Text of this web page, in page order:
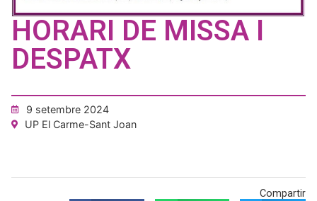
HORARI DE MISSA I
DESPATX
9 setembre 2024
UP El Carme-Sant Joan
Compartir